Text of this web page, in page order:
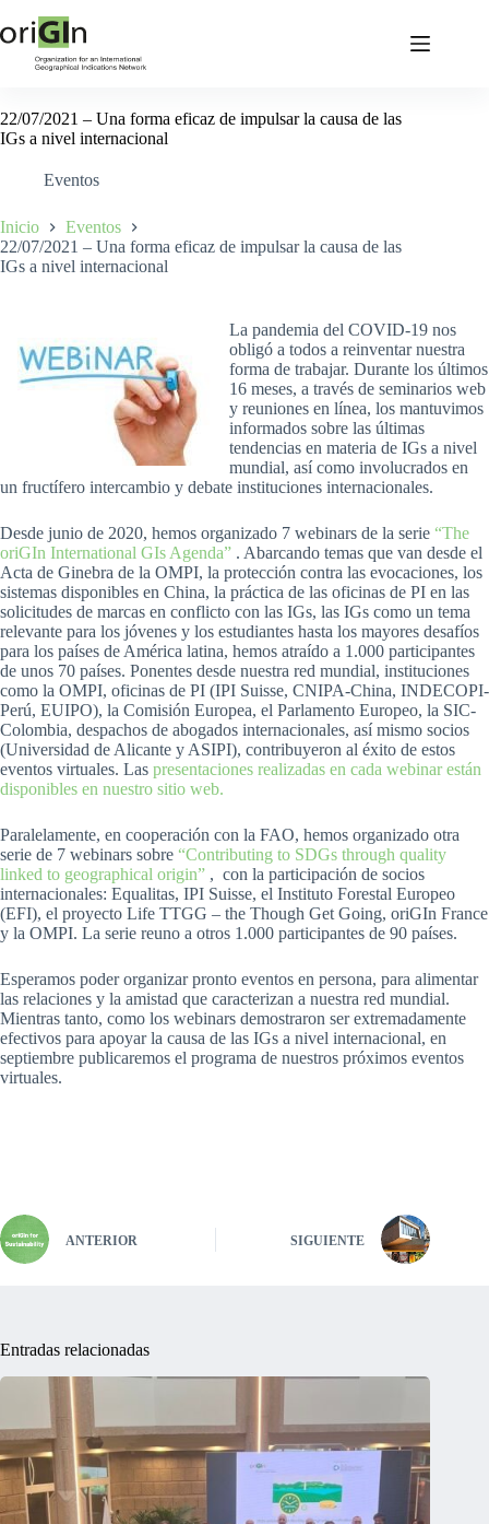
22/07/2021 – Una forma eficaz de impulsar la causa de las
IGs a nivel internacional
Eventos
Inicio
Eventos
22/07/2021 – Una forma eficaz de impulsar la causa de las
IGs a nivel internacional
La pandemia del COVID-19 nos
obligó a todos a reinventar nuestra
forma de trabajar. Durante los últimos
16 meses, a través de seminarios web
y reuniones en línea, los mantuvimos
informados sobre las últimas
tendencias en materia de IGs a nivel
mundial, así como involucrados en
un fructífero intercambio y debate instituciones internacionales.
Desde junio de 2020, hemos organizado 7 webinars de la serie “The
oriGIn International GIs Agenda” . Abarcando temas que van desde el
Acta de Ginebra de la OMPI, la protección contra las evocaciones, los
sistemas disponibles en China, la práctica de las oficinas de PI en las
solicitudes de marcas en conflicto con las IGs, las IGs como un tema
relevante para los jóvenes y los estudiantes hasta los mayores desafíos
para los países de América latina, hemos atraído a 1.000 participantes
de unos 70 países. Ponentes desde nuestra red mundial, instituciones
como la OMPI, oficinas de PI (IPI Suisse, CNIPA-China, INDECOPI-
Perú, EUIPO), la Comisión Europea, el Parlamento Europeo, la SIC-
Colombia, despachos de abogados internacionales, así mismo socios
(Universidad de Alicante y ASIPI), contribuyeron al éxito de estos
eventos virtuales. Las presentaciones realizadas en cada webinar están
disponibles en nuestro sitio web.
Paralelamente, en cooperación con la FAO, hemos organizado otra
serie de 7 webinars sobre “Contributing to SDGs through quality
linked to geographical origin” , con la participación de socios
internacionales: Equalitas, IPI Suisse, el Instituto Forestal Europeo
(EFI), el proyecto Life TTGG – the Though Get Going, oriGIn France
y la OMPI. La serie reuno a otros 1.000 participantes de 90 países.
Esperamos poder organizar pronto eventos en persona, para alimentar
las relaciones y la amistad que caracterizan a nuestra red mundial.
Mientras tanto, como los webinars demostraron ser extremadamente
efectivos para apoyar la causa de las IGs a nivel internacional, en
septiembre publicaremos el programa de nuestros próximos eventos
virtuales.
ANTERIOR SIGUIENTE
Entradas relacionadas